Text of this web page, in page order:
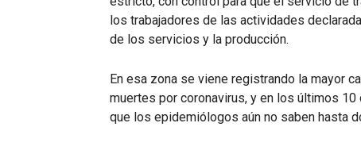
los trabajadores de las actividades
de los servicios y la producción.
En esa zona se viene registrando la mayor
muertes por coronavirus, y en los últimos
que los epidemiólogos aún no saben hasta